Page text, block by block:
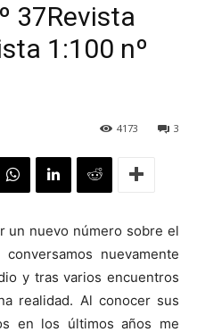
37Revista
1:100 nº
3
4173
un nuevo número sobre el
nuevamente
y tras varios encuentros
realidad. Al conocer sus
en los últimos años me